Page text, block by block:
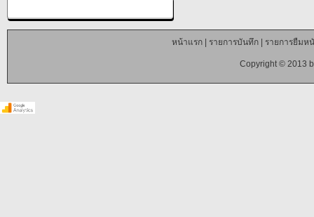
หน้าแรก| รายการบันทึก| รายการยืมห
Copyright © 2013